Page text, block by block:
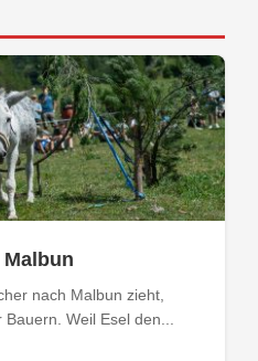
nach Malbun zieht,
Weil Esel den...